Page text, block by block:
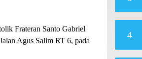
Frateran Santo Gabriel
Agus Salim RT 6, pada
4